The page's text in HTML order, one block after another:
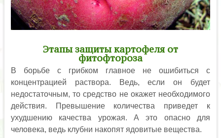
Этапы защиты картофеля от
фитофтороза
В борьбе с грибком главное не ошибиться с
концентрацией раствора. Ведь, если он будет
недостаточным, то средство не окажет необходимого
действия. Превышение количества приведет к
ухудшению качества урожая. А это опасно для
человека, ведь клубни накопят ядовитые вещества.